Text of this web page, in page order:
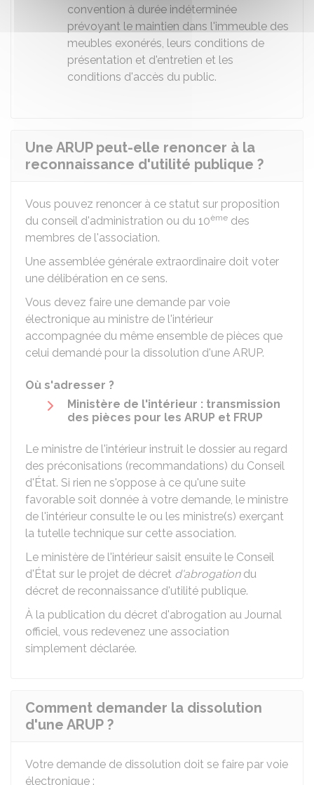
convention à durée indéterminée
prévoyant le maintien dans l'immeuble des
meubles exonérés, leurs conditions de
présentation et d'entretien et les
conditions d'accès du public.
Une ARUP peut-elle renoncer à la
reconnaissance d'utilité publique ?
Vous pouvez renoncer à ce statut sur proposition
du conseil d'administration ou du 10ème des
membres de l'association.
Une assemblée générale extraordinaire doit voter
une délibération en ce sens.
Vous devez faire une demande par voie
électronique au ministre de l'intérieur
accompagnée du même ensemble de pièces que
celui demandé pour la dissolution d'une ARUP.
Où s'adresser ?
Ministère de l'intérieur : transmission
des pièces pour les ARUP et FRUP
Le ministre de l'intérieur instruit le dossier au regard
des préconisations (recommandations) du Conseil
d'État. Si rien ne s'oppose à ce qu'une suite
favorable soit donnée à votre demande, le ministre
de l'intérieur consulte le ou les ministre(s) exerçant
la tutelle technique sur cette association.
Le ministère de l'intérieur saisit ensuite le Conseil
d'État sur le projet de décret d'abrogationdu
décret de reconnaissance d'utilité publique.
À la publication du décret d'abrogation au Journal
officiel, vous redevenez une association
simplement déclarée.
Comment demander la dissolution
d'une ARUP ?
Votre demande de dissolution doit se faire par voie
électronique :